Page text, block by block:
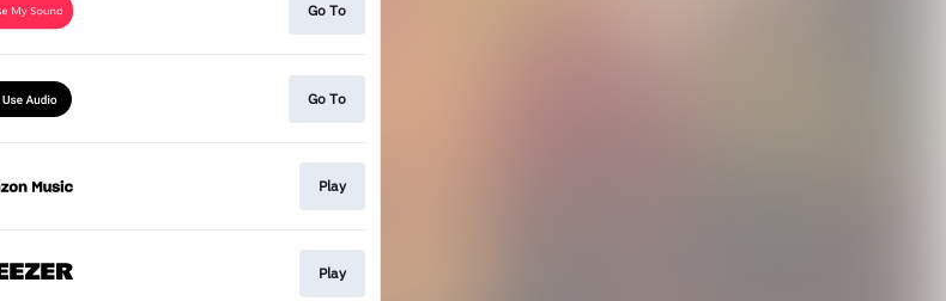
Go To
Go To
Play
Play